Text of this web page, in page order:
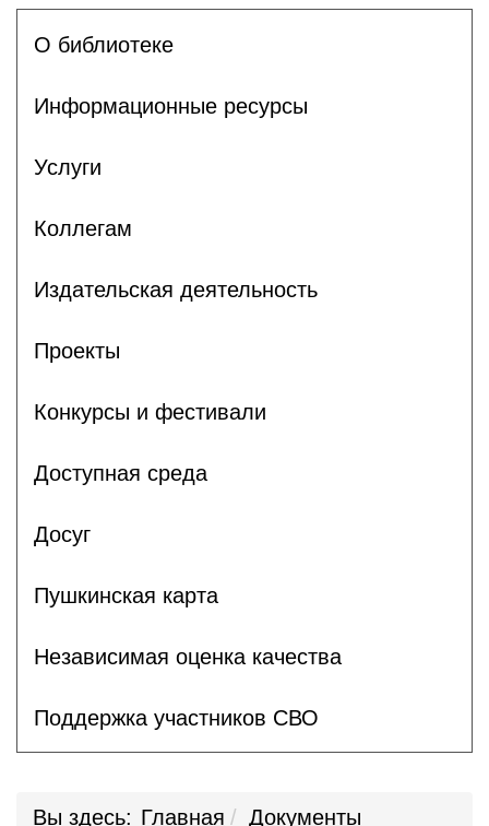
О библиотеке
Информационные ресурсы
Услуги
Коллегам
Издательская деятельность
Проекты
Конкурсы и фестивали
Доступная среда
Досуг
Пушкинская карта
Независимая оценка качества
Поддержка участников СВО
Вы здесь: Главная
Документы